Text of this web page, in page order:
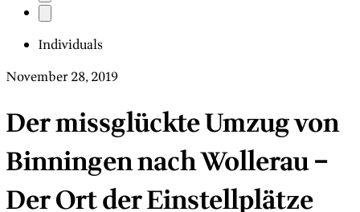
Individuals
November 28, 2019
Der missglückte Umzug von
Binningen nach Wollerau –
Der Ort der Einstellplätze